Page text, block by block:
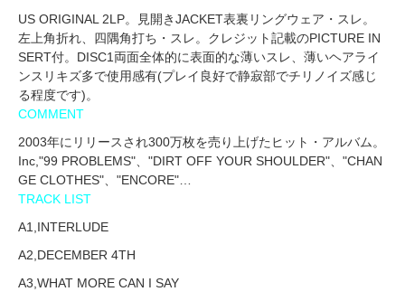
US ORIGINAL 2LP。見開きJACKET表裏リングウェア・スレ。
左上角折れ、四隅角打ち・スレ。クレジット記載のPICTURE IN
SERT付。DISC1両面全体的に表面的な薄いスレ、薄いヘアライ
ンスリキズ多で使用感有(プレイ良好で静寂部でチリノイズ感じ
る程度です)。
COMMENT
2003年にリリースされ300万枚を売り上げたヒット・アルバム。
Inc,"99 PROBLEMS"、"DIRT OFF YOUR SHOULDER"、"CHAN
GE CLOTHES"、"ENCORE"…
TRACK LIST
A1,INTERLUDE
A2,DECEMBER 4TH
A3,WHAT MORE CAN I SAY